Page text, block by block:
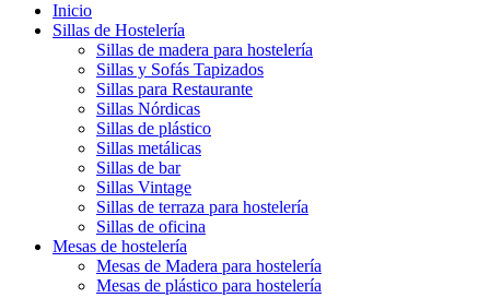
Inicio
Sillas de Hostelería
Sillas de madera para hostelería
Sillas y Sofás Tapizados
Sillas para Restaurante
Sillas Nórdicas
Sillas de plástico
Sillas metálicas
Sillas de bar
Sillas Vintage
Sillas de terraza para hostelería
Sillas de oficina
Mesas de hostelería
Mesas de Madera para hostelería
Mesas de plástico para hostelería